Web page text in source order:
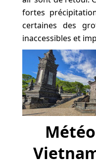
fortes
certaines des
inaccessibles et